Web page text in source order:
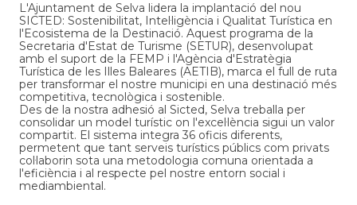
L'Ajuntament de Selva lidera la implantació del nou
SICTED: Sostenibilitat, Intel·ligència i Qualitat Turística en
l'Ecosistema de la Destinació. Aquest programa de la
Secretaria d'Estat de Turisme (SETUR), desenvolupat
amb el suport de la FEMP i l'Agència d'Estratègia
Turística de les Illes Baleares (AETIB), marca el full de ruta
per transformar el nostre municipi en una destinació més
competitiva, tecnològica i sostenible.
Des de la nostra adhesió al Sicted, Selva treballa per
consolidar un model turístic on l'excel·lència sigui un valor
compartit. El sistema integra 36 oficis diferents,
permetent que tant serveis turístics públics com privats
col·laborin sota una metodologia comuna orientada a
l'eficiència i al respecte pel nostre entorn social i
mediambiental.